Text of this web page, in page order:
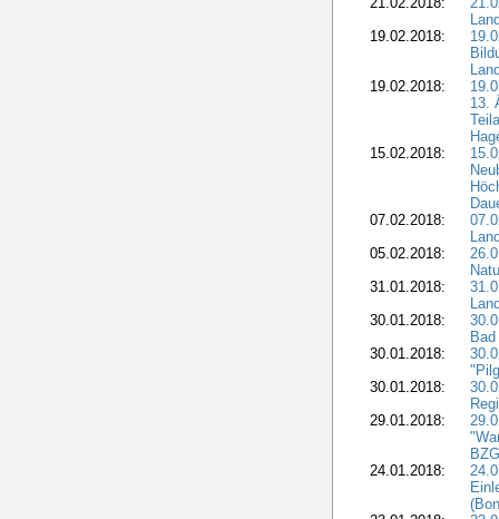
19.02.2018:
19.02.2018:
13.
15.02.2018:
07.02.2018:
05.02.2018:
31.01.2018:
30.01.2018:
30.01.2018:
30.01.2018:
29.01.2018:
24.01.2018: